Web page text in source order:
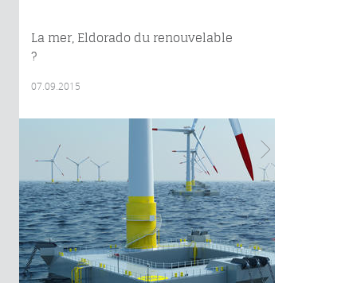
La mer, Eldorado du renouvelable
?
07.09.2015